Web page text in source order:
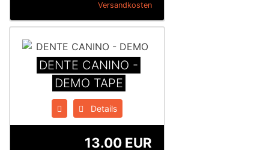
Versandkosten
DENTE CANINO -
DEMO TAPE
Details
13.00 EUR